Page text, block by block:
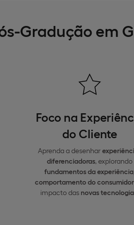
Gradução em
Foco na
do Cliente
Aprenda a desenhar
diferenciadoras, explorando
fundamentos da experiência,
comportamento do consumidor
impacto das novas